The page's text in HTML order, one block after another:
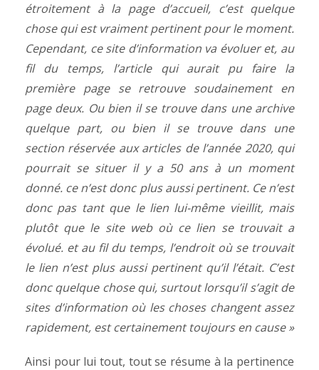
étroitement à la page d’accueil, c’est quelque
chose qui est vraiment pertinent pour le moment.
Cependant, ce site d’information va évoluer et, au
fil du temps, l’article qui aurait pu faire la
première page se retrouve soudainement en
page deux. Ou bien il se trouve dans une archive
quelque part, ou bien il se trouve dans une
section réservée aux articles de l’année 2020, qui
pourrait se situer il y a 50 ans à un moment
donné. ce n’est donc plus aussi pertinent. Ce n’est
donc pas tant que le lien lui-même vieillit, mais
plutôt que le site web où ce lien se trouvait a
évolué. et au fil du temps, l’endroit où se trouvait
le lien n’est plus aussi pertinent qu’il l’était. C’est
donc quelque chose qui, surtout lorsqu’il s’agit de
sites d’information où les choses changent assez
rapidement, est certainement toujours en cause »
Ainsi pour lui tout, tout se résume à la pertinence